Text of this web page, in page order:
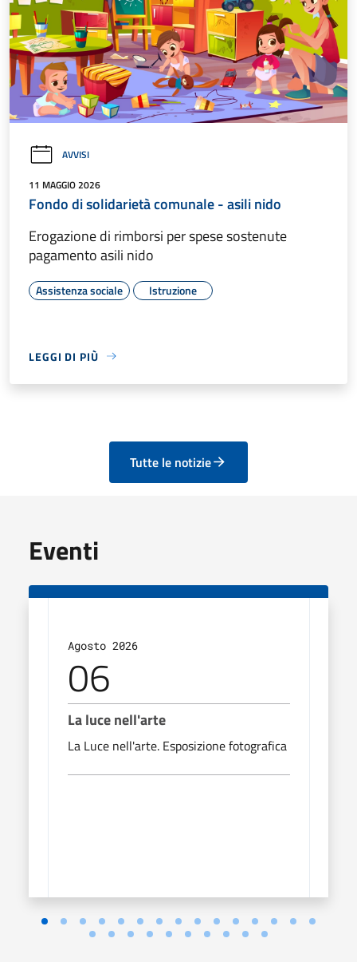
AVVISI
11 MAGGIO 2026
Fondo di solidarietà comunale - asili nido
Erogazione di rimborsi per spese sostenute
pagamento asili nido
Assistenza sociale Istruzione
LEGGI DI PIÙ
Tutte le notizie
Eventi
Agosto 2026
06
La luce nell'arte
La Luce nell'arte. Esposizione fotografica